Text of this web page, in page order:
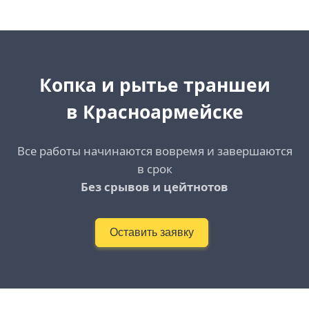
Копка и рытье траншеи
в Красноармейске
Все работы начинаются вовремя и завершаются
в срок
Без срывов и цейтнотов
Оставить заявку